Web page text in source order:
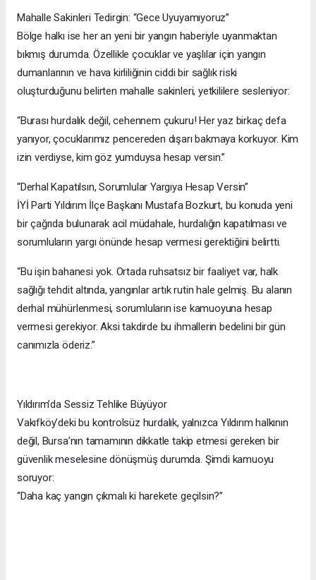
Mahalle Sakinleri Tedirgin: “Gece Uyuyamıyoruz”
Bölge halkı ise her an yeni bir yangın haberiyle uyanmaktan
bıkmış durumda. Özellikle çocuklar ve yaşlılar için yangın
dumanlarının ve hava kirliliğinin ciddi bir sağlık riski
oluşturduğunu belirten mahalle sakinleri, yetkililere sesleniyor:
“Burası hurdalık değil, cehennem çukuru! Her yaz birkaç defa
yanıyor, çocuklarımız pencereden dışarı bakmaya korkuyor. Kim
izin verdiyse, kim göz yumduysa hesap versin.”
“Derhal Kapatılsın, Sorumlular Yargıya Hesap Versin”
İYİ Parti Yıldırım İlçe Başkanı Mustafa Bozkurt, bu konuda yeni
bir çağrıda bulunarak acil müdahale, hurdalığın kapatılması ve
sorumluların yargı önünde hesap vermesi gerektiğini belirtti.
“Bu işin bahanesi yok. Ortada ruhsatsız bir faaliyet var, halk
sağlığı tehdit altında, yangınlar artık rutin hale gelmiş. Bu alanın
derhal mühürlenmesi, sorumluların ise kamuoyuna hesap
vermesi gerekiyor. Aksi takdirde bu ihmallerin bedelini bir gün
canımızla öderiz.”
Yıldırım’da Sessiz Tehlike Büyüyor
Vakıfköy’deki bu kontrolsüz hurdalık, yalnızca Yıldırım halkının
değil, Bursa’nın tamamının dikkatle takip etmesi gereken bir
güvenlik meselesine dönüşmüş durumda. Şimdi kamuoyu
soruyor:
“Daha kaç yangın çıkmalı ki harekete geçilsin?”